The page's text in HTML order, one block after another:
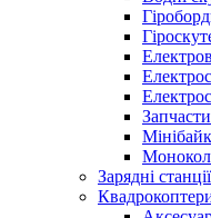
Зарядні станції